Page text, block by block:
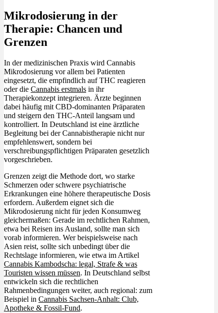
Mikrodosierung in der
Therapie: Chancen und
Grenzen
In der medizinischen Praxis wird Cannabis
Mikrodosierung vor allem bei Patienten
eingesetzt, die empfindlich auf THC reagieren
oder die Cannabis erstmals in ihr
Therapiekonzept integrieren. Ärzte beginnen
dabei häufig mit CBD-dominanten Präparaten
und steigern den THC-Anteil langsam und
kontrolliert. In Deutschland ist eine ärztliche
Begleitung bei der Cannabistherapie nicht nur
empfehlenswert, sondern bei
verschreibungspflichtigen Präparaten gesetzlich
vorgeschrieben.
Grenzen zeigt die Methode dort, wo starke
Schmerzen oder schwere psychiatrische
Erkrankungen eine höhere therapeutische Dosis
erfordern. Außerdem eignet sich die
Mikrodosierung nicht für jeden Konsumweg
gleichermaßen: Gerade im rechtlichen Rahmen,
etwa bei Reisen ins Ausland, sollte man sich
vorab informieren. Wer beispielsweise nach
Asien reist, sollte sich unbedingt über die
Rechtslage informieren, wie etwa im Artikel
Cannabis Kambodscha: legal, Strafe & was
Touristen wissen müssen. In Deutschland selbst
entwickeln sich die rechtlichen
Rahmenbedingungen weiter, auch regional: zum
Beispiel in Cannabis Sachsen-Anhalt: Club,
Apotheke & Fossil-Fund.